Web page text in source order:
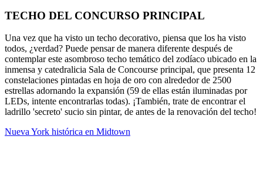
TECHO DEL CONCURSO PRINCIPAL
Una vez que ha visto un techo decorativo, piensa que los ha visto
todos, ¿verdad? Puede pensar de manera diferente después de
contemplar este asombroso techo temático del zodíaco ubicado en la
inmensa y catedralicia Sala de Concourse principal, que presenta 12
constelaciones pintadas en hoja de oro con alrededor de 2500
estrellas adornando la expansión (59 de ellas están iluminadas por
LEDs, intente encontrarlas todas). ¡También, trate de encontrar el
ladrillo 'secreto' sucio sin pintar, de antes de la renovación del techo!
Nueva York histórica en Midtown